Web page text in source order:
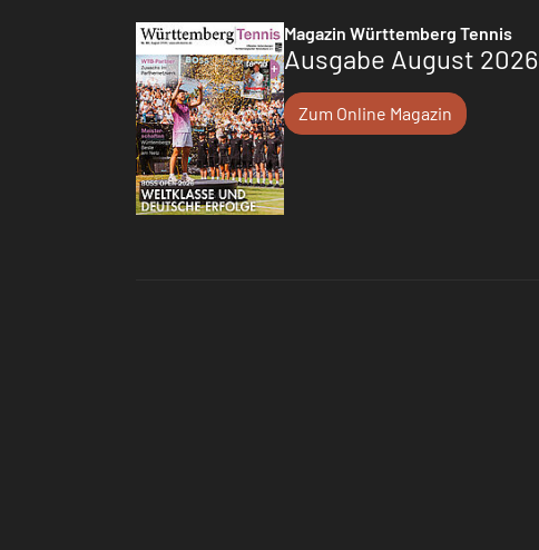
Magazin Württemberg Tennis
Ausgabe August 2026
Zum Online Magazin